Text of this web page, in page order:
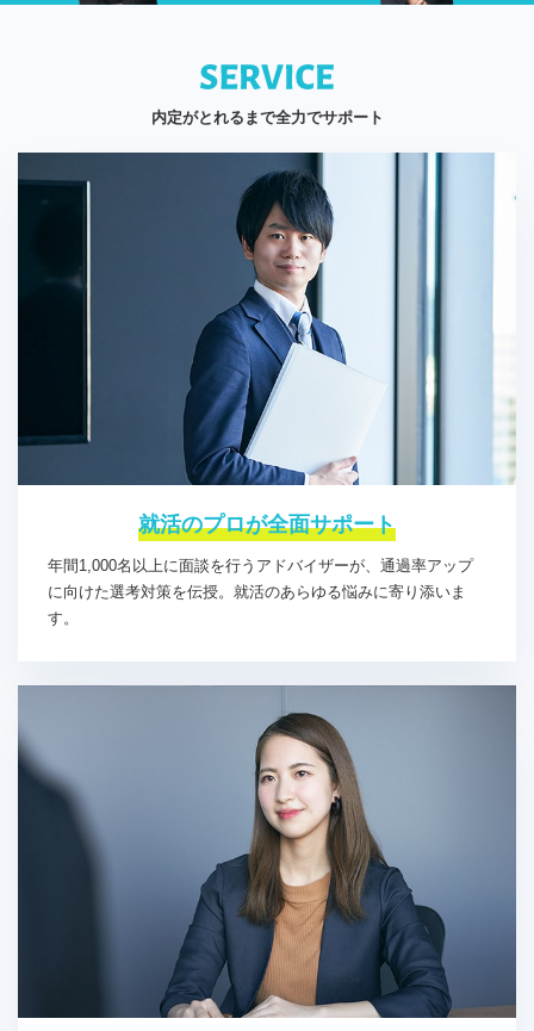
内定がとれるまで全力でサポート
就活のプロが全面サポート
年間1,000名以上に面談を行うアドバイザーが、通過率アップ
に向けた選考対策を伝授。就活のあらゆる悩みに寄り添いま
す。